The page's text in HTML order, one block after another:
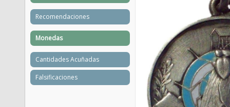
Recomendaciones
Monedas
Cantidades Acuñadas
Falsificaciones